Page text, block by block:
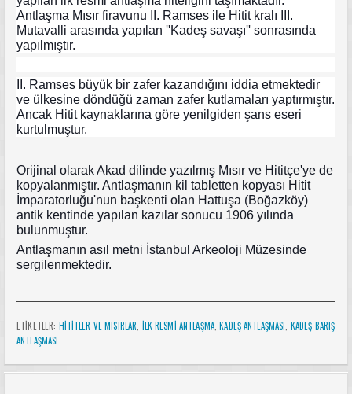
Antlaşma Mısır firavunu II. Ramses ile Hitit kralı III.
Mutavalli arasında yapılan ''Kadeş savaşı'' sonrasında
yapılmıştır.
II. Ramses büyük bir zafer kazandığını iddia etmektedir
ve ülkesine döndüğü zaman zafer kutlamaları yaptırmıştır.
Ancak Hitit kaynaklarına göre yenilgiden şans eseri
kurtulmuştur.
Orijinal olarak Akad dilinde yazılmış Mısır ve Hititçe'ye de
kopyalanmıştır. Antlaşmanın kil tabletten kopyası Hitit
İmparatorluğu'nun başkenti olan Hattuşa (Boğazköy)
antik kentinde yapılan kazılar sonucu 1906 yılında
bulunmuştur.
Antlaşmanın asıl metni İstanbul Arkeoloji Müzesinde
sergilenmektedir.
ETİKETLER: HITITLER VE MISIRLAR, ILK RESMI ANTLAŞMA,KADEŞ ANTLAŞMASI, KADEŞ BARIŞ
ANTLAŞMASI